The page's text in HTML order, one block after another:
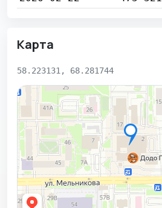
Карта
58.223131, 68.281744